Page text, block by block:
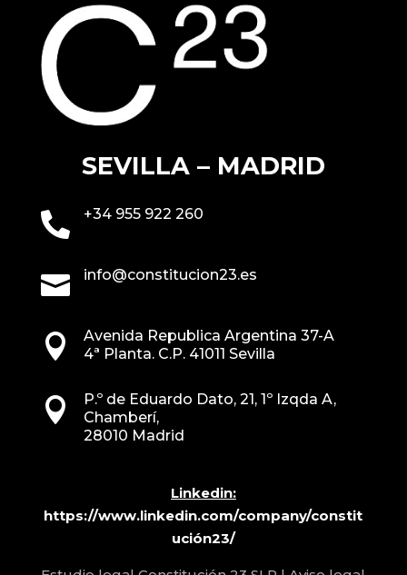
SEVILLA – MADRID
 +34 955 922 260
 info@constitucion23.es

Avenida Republica Argentina 37-A
4ª Planta. C.P. 41011 Sevilla

P.º de Eduardo Dato, 21, 1º Izqda A,
Chamberí,
28010 Madrid
Linkedin:
https://www.linkedin.com/company/constit
ución23/